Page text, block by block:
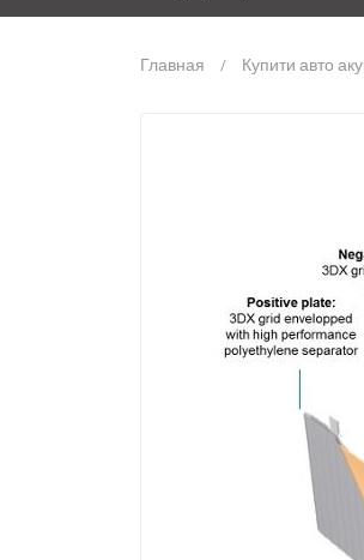
Главная Купити авто